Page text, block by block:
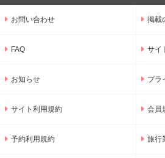
お問い合わせ 掲載
FAQ サイ
お知らせ プラ
サイト利用規約 会員
予約利用規約 旅行